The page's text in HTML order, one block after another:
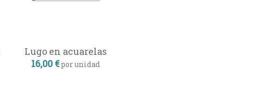
Lugo en acuarelas
16,00 €por unidad